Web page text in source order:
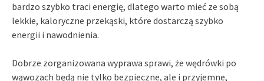
bardzo szybko traci energię, dlatego warto mieć ze sobą
lekkie, kaloryczne przekąski, które dostarczą szybko
energii i nawodnienia.
Dobrze zorganizowana wyprawa sprawi, że wędrówki po
wąwozach będą nie tylko bezpieczne, ale i przyjemne,